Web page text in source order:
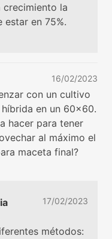
crecimiento la
estar en 75%.
16/02/2023
con un cultivo
en un 60x60.
hacer para tener
al máximo el
maceta final?
17/02/2023
métodos: